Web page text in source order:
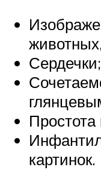
Сердечки;
картинок.